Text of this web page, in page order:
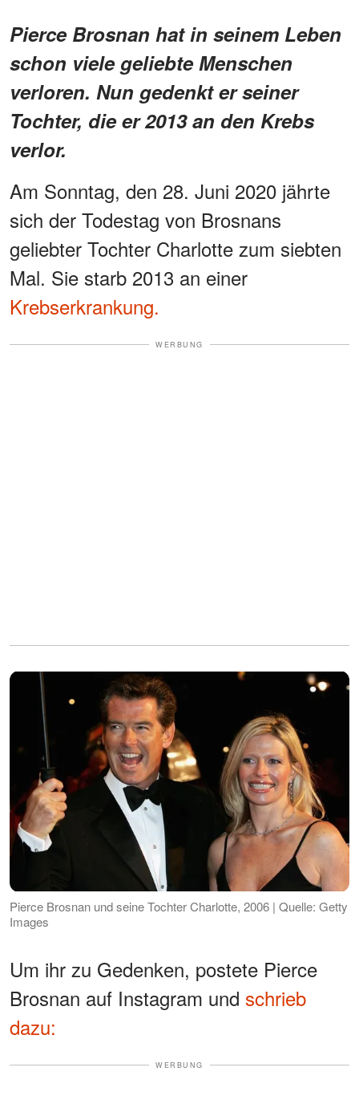
Pierce Brosnan hat in seinem Leben
schon viele geliebte Menschen
verloren. Nun gedenkt er seiner
Tochter, die er 2013 an den Krebs
verlor.
Am Sonntag, den 28. Juni 2020 jährte
sich der Todestag von Brosnans
geliebter Tochter Charlotte zum siebten
Mal. Sie starb 2013 an einer
Krebserkrankung.
WERBUNG
Pierce Brosnan und seine Tochter Charlotte, 2006 | Quelle: Getty
Images
Um ihr zu Gedenken, postete Pierce
Brosnan auf Instagram und schrieb
dazu:
WERBUNG